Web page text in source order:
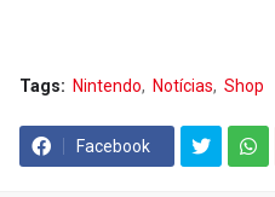
Tags: Nintendo Notícias Shop
Facebook